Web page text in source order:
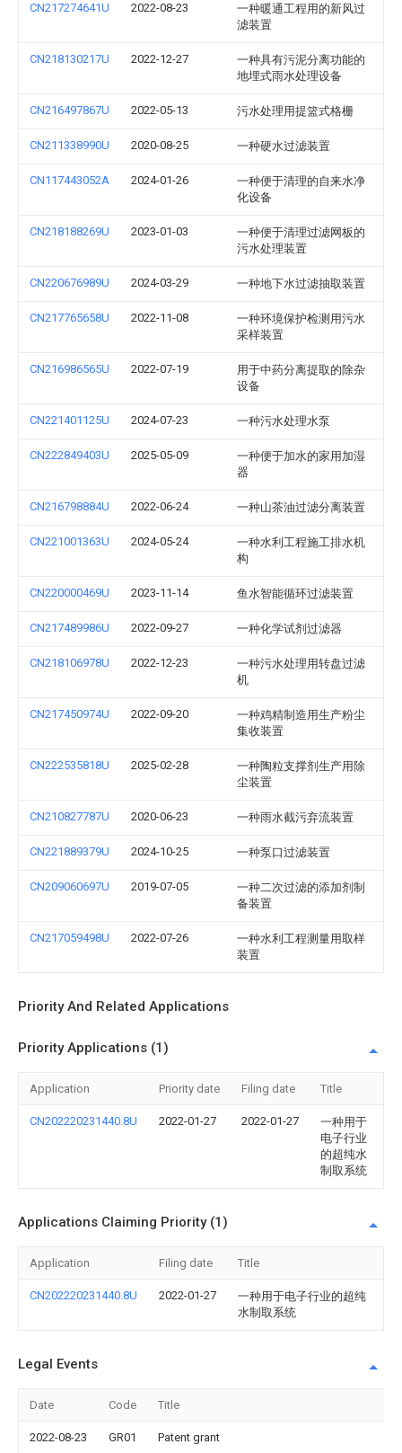
CN217274641U 2022-08-23
一种暖通工程用的新风过
滤装置
CN218130217U 2022-12-27
一种具有污泥分离功能的
地埋式雨水处理设备
CN216497867U 2022-05-13 污水处理用提篮式格栅
CN211338990U 2020-08-25 一种硬水过滤装置
CN117443052A 2024-01-26
一种便于清理的自来水净
化设备
CN218188269U 2023-01-03
一种便于清理过滤网板的
污水处理装置
CN220676989U 2024-03-29 一种地下水过滤抽取装置
CN217765658U 2022-11-08
一种环境保护检测用污水
采样装置
CN216986565U 2022-07-19
用于中药分离提取的除杂
设备
CN221401125U 2024-07-23 一种污水处理水泵
CN222849403U 2025-05-09
一种便于加水的家用加湿
器
CN216798884U 2022-06-24 一种山茶油过滤分离装置
CN221001363U 2024-05-24
一种水利工程施工排水机
构
CN220000469U 2023-11-14 鱼水智能循环过滤装置
CN217489986U 2022-09-27 一种化学试剂过滤器
CN218106978U 2022-12-23
一种污水处理用转盘过滤
机
CN217450974U 2022-09-20
一种鸡精制造用生产粉尘
集收装置
CN222535818U 2025-02-28
一种陶粒支撑剂生产用除
尘装置
CN210827787U 2020-06-23 一种雨水截污弃流装置
CN221889379U 2024-10-25 一种泵口过滤装置
CN209060697U 2019-07-05
一种二次过滤的添加剂制
备装置
CN217059498U 2022-07-26
一种水利工程测量用取样
装置
Priority And Related Applications
Priority Applications (1)
Application Priority date Filing date Title
CN202220231440.8U 2022-01-27 2022-01-27
一种用于
电子行业
的超纯水
制取系统
Applications Claiming Priority (1)
Application Filing date Title
CN202220231440.8U 2022-01-27
一种用于电子行业的超纯
水制取系统
Legal Events
Date Code Title
2022-08-23 GR01 Patent grant